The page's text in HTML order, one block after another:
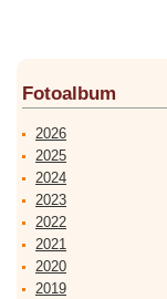
Fotoalbum
2026
2025
2024
2023
2022
2021
2020
2019